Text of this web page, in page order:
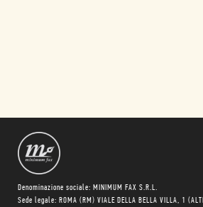
Denominazione sociale: MINIMUM FAX S.R.L.
Sede legale: ROMA (RM) VIALE DELLA BELLA VILLA, 1